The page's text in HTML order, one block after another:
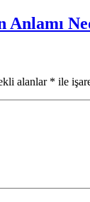
Anlamı
alanlar * ile